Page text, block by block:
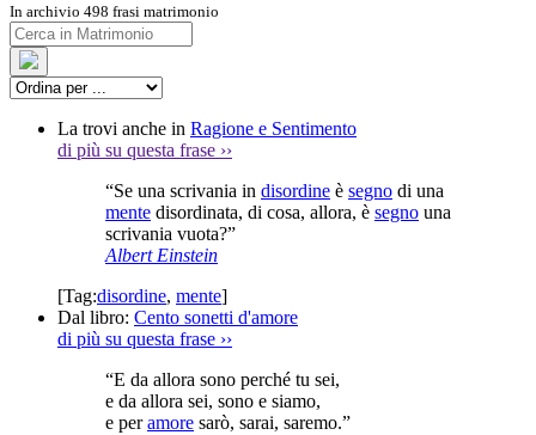
In archivio 498 frasi matrimonio
La trovi anche in Ragione e Sentimento
di più su questa frase ››
“Se una scrivania in disordine è segno di una
mente disordinata, di cosa, allora, è segno una
scrivania vuota?”
Albert Einstein
[Tag:disordine, mente]
Dal libro: Cento sonetti d'amore
di più su questa frase ››
“E da allora sono perché tu sei,
e da allora sei, sono e siamo,
e peramore sarò, sarai, saremo.”